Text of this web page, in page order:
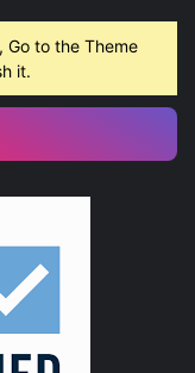
Go to the Theme
it.